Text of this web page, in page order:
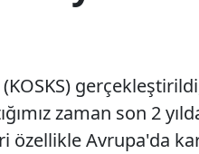
zaman son 2
Avrupa'da